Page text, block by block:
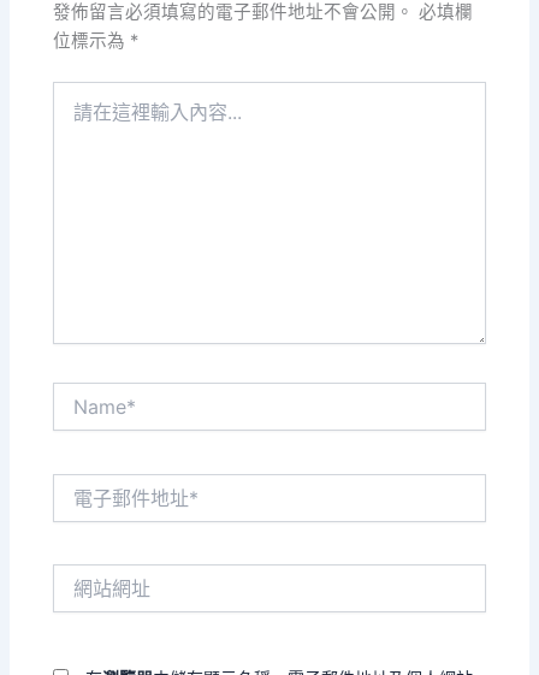
發佈留言必須填寫的電子郵件地址不會公開。 必填欄
位標示為 *